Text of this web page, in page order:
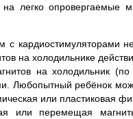
на легко опровергаемые
с кардиостимуляторами
на холодильнике
на холодильник
Любопытный ребёнок
или пластиковая
или перемещая